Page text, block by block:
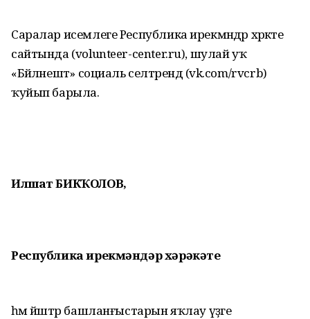
Саралар исемлеге Республика ирекмәндәр хәрәкәте
сайтында (volunteer-center.ru), шулай уҡ
«Бәйләнештә» социаль селтәрендә (vk.com/rvcrb)
ҡуйып барыла.
Илшат БИКҠОЛОВ,
Республика ирекмәндәр хәрәкәте
һәм йәштәр башланғыстарын яҡлау үҙәге